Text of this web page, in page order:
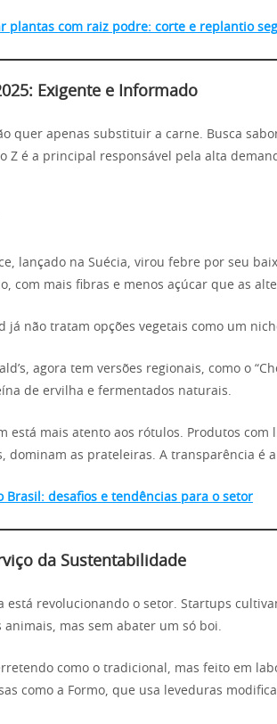
plantas com raiz podre: corte e replantio
Exigente e Informado
quer apenas substituir a carne. Busca
Z é a principal responsável pela alta
lançado na Suécia, virou febre por seu
com mais fibras e menos açúcar que as
já não tratam opções vegetais como um
agora tem versões regionais, como o
de ervilha e fermentados naturais.
está mais atento aos rótulos. Produtos com
dominam as prateleiras. A transparência é
Brasil: desafios e tendências para o setor
da Sustentabilidade
está revolucionando o setor. Startups
mas sem abater um só boi.
como o tradicional, mas feito em
como a Formo, que usa leveduras